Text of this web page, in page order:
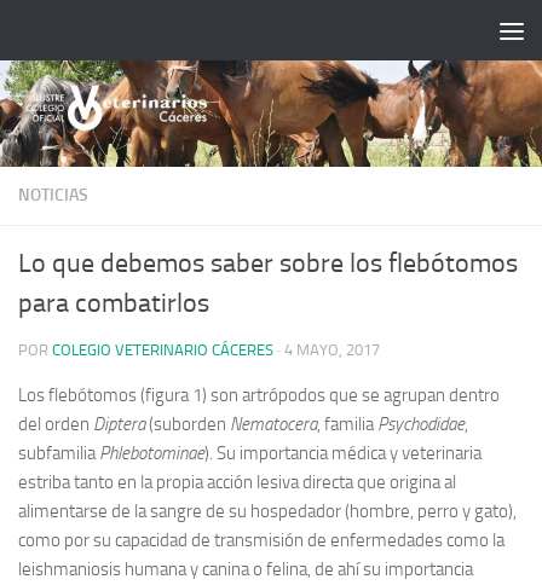
NOTICIAS
Lo que debemos saber sobre los flebótomos
para combatirlos
POR COLEGIO VETERINARIO CÁCERES · 4 MAYO, 2017
Los flebótomos (figura 1) son artrópodos que se agrupan dentro
del orden Diptera(suborden Nematocera, familia Psychodidae,
subfamilia Phlebotominae). Su importancia médica y veterinaria
estriba tanto en la propia acción lesiva directa que origina al
alimentarse de la sangre de su hospedador (hombre, perro y gato),
como por su capacidad de transmisión de enfermedades como la
leishmaniosis humana y canina o felina, de ahí su importancia